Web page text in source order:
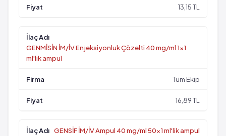
13,15 TL
GENMİSİN İM/İV Enjeksiyonluk Çözelti 40 mg/ml 1x1
ml'lik ampul
Tüm Ekip
16,89 TL
GENSİF İM/İV Ampul 40 mg/ml 50x1 ml'lik ampul